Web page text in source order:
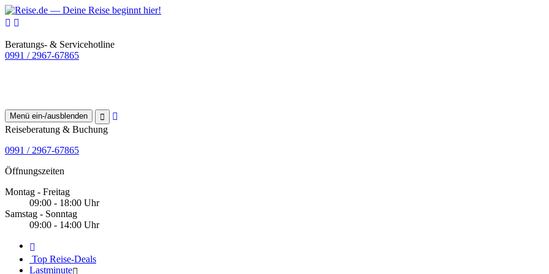
Beratungs- & Servicehotline
0991 / 2967-67865
Menü ein-/ausblenden
Reiseberatung & Buchung
0991 / 2967-67865
Öffnungszeiten
Montag - Freitag
09:00 - 18:00 Uhr
Samstag - Sonntag
09:00 - 14:00 Uhr
Top Reise-Deals
Lastminute